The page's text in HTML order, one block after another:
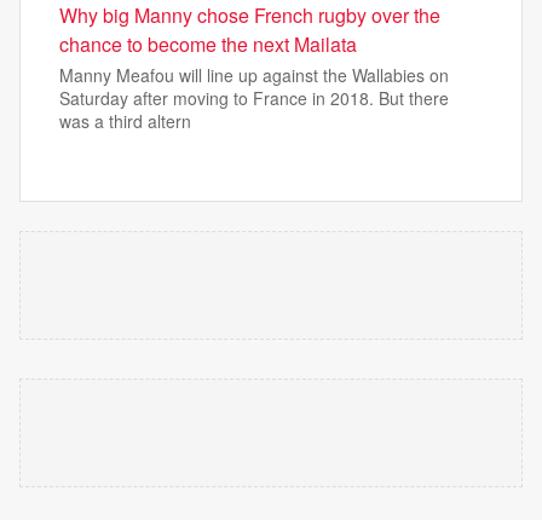
Why big Manny chose French rugby over the
chance to become the next Mailata
Manny Meafou will line up against the Wallabies on
Saturday after moving to France in 2018. But there
was a third altern